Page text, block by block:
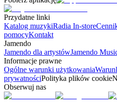
Przydatne linki
Katalog muzykiRadia In-store
pomocyKontakt
Jamendo
Jamendo dla artystówJamendo
Informacje prawne
Ogólne warunki użytkowania
prywatnościPolityka plików cookie
Obserwuj nas